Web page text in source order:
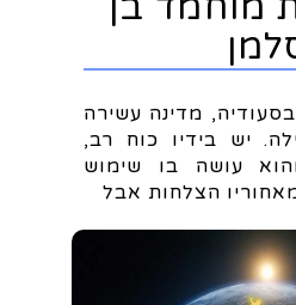
מדינה עשירה
יש בידיו כוח רב,
עושה בו שימוש
מאחוריו הצלחות אבל